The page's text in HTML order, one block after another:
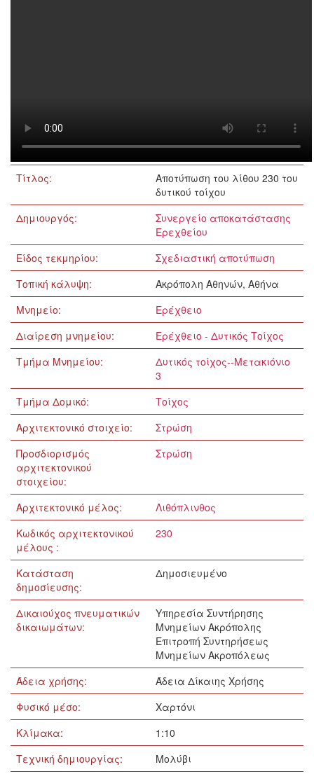
Τίτλος:
Αποτύπωση του λίθου 230 του
δυτικού τοίχου
Δημιουργός:
Συνεργείο αποκατάστασης
Ερεχθείου
Είδος τεκμηρίου:
Σχεδιαστική αποτύπωση
Τοπική κάλυψη:
Ακρόπολη Αθηνών, Αθήνα
Μνημείο:
Ερέχθειο
Διαίρεση μνημείου:
Ερέχθειο - Δυτικός Τοίχος
Τμήμα Μνημείου:
Δυτικός τοίχος--Μετακιόνιο
3
Τμήμα Δομικό:
Τοίχος
Αρχιτεκτονικό στοιχείο:
Στρώση
Προσδιορισμός
αρχιτεκτονικού
στοιχείου:
Στρώση
Αρχιτεκτονικό μέλος:
Λιθόπλινθος
Κωδικός αρχιτεκτονικού
μέλους :
230
Κατάσταση
δημοσίευσης:
Δημοσιευμένο
Δικαιούχος πνευματικών
δικαιωμάτων:
Υπηρεσία Συντήρησης
Μνημείων Ακρόπολης
Επιτροπή Συντηρήσεως
Μνημείων Ακροπόλεως
Άδεια χρήσης:
Άδεια Δίκαιης Χρήσης
Φυσικό μέσο:
Χαρτόνι
Κλίμακα:
1:10
Τεχνική δημιουργίας:
Μολύβι